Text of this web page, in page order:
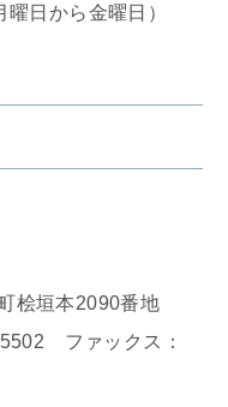
日から金曜日）
桧垣本2090番地
ファックス：